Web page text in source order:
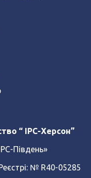
“ IPC-Херсон”
Південь»
№ R40-05285